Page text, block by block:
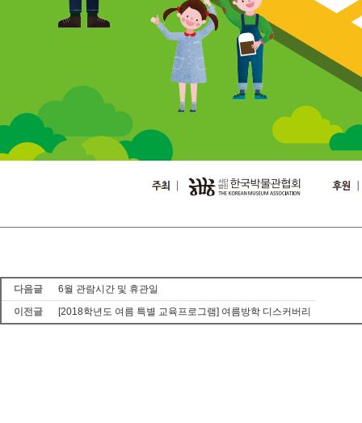
다음글
6월 관람시간 및 휴관일
이전글
[2018학년도 여름 특별 교육프로그램] 여름방학 디스커버리